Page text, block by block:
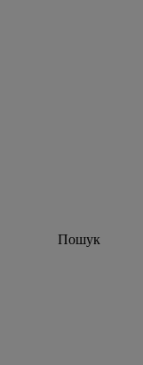
Пошук